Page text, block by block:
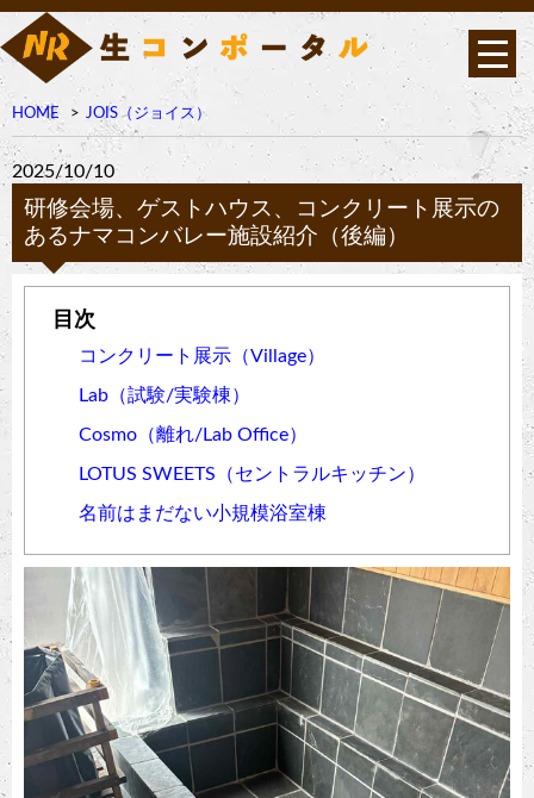
HOME JOIS（ジョイス）
2025/10/10
研修会場、ゲストハウス、コンクリート展示の
あるナマコンバレー施設紹介（後編）
コンクリート展示（Village）
Lab（試験/実験棟）
Cosmo（離れ/Lab Office）
LOTUS SWEETS（セントラルキッチン）
名前はまだない小規模浴室棟